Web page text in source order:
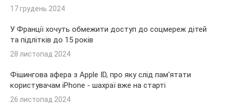
17 грудень 2024
У Франції хочуть обмежити доступ до соцмереж дітей
та підлітків до 15 років
28 листопад 2024
Фішингова афера з Apple ID, про яку слід пам'ятати
користувачам iPhone - шахраї вже на старті
26 листопад 2024